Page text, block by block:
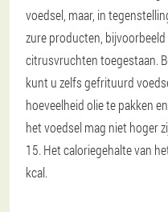
voedsel, maar, in
zure producten, bijvoorbeeld
citrusvruchten toegestaan.
kunt u zelfs gefrituurd
hoeveelheid olie te pakken
het voedsel mag niet hoger
15. Het caloriegehalte van
kcal.